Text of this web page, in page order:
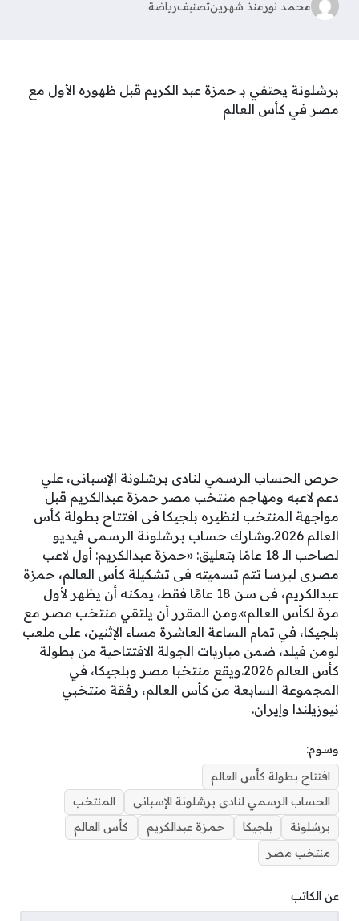
محمد نورمنذ شهرينتصنيفرياضة
برشلونة يحتفي بـ حمزة عبد الكريم قبل ظهوره الأول مع
مصر في كأس العالم
حرص الحساب الرسمي لنادى برشلونة الإسبانى، علي
دعم لاعبه ومهاجم منتخب مصر حمزة عبدالكريم قبل
مواجهة المنتخب لنظيره بلجيكا فى افتتاح بطولة كأس
العالم 2026.وشارك حساب برشلونة الرسمى فيديو
لصاحب الـ 18 عامًا بتعليق: «حمزة عبدالكريم: أول لاعب
مصرى لبرسا تتم تسميته فى تشكيلة كأس العالم، حمزة
عبدالكريم، فى سن 18 عامًا فقط، يمكنه أن يظهر لأول
مرة لكأس العالم».ومن المقرر أن يلتقي منتخب مصر مع
بلجيكا، في تمام الساعة العاشرة مساء الإثنين، على ملعب
لومن فيلد، ضمن مباريات الجولة الافتتاحية من بطولة
كأس العالم 2026.ويقع منتخبا مصر وبلجيكا، في
المجموعة السابعة من كأس العالم، رفقة منتخبي
نيوزيلندا وإيران.
وسوم:
افتتاح بطولة كأس العالم
الحساب الرسمي لنادى برشلونة الإسبانى
المنتخب
برشلونة
بلجيكا حمزة عبدالكريم
كأس العالم
منتخب مصر
عن الكاتب